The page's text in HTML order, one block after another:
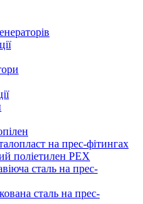
на прес-фітингах
поліетилен PEX
сталь на прес-
сталь на прес-